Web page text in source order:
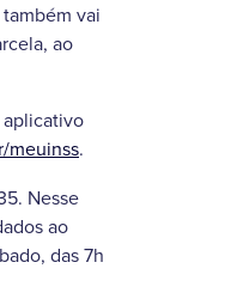
vai
ao
meuinss.
Nesse
ao
das 7h